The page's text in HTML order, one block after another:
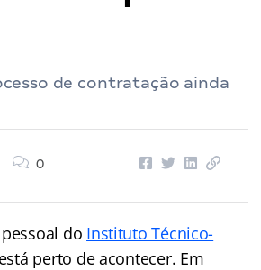
de contratação ainda
0
do Instituto Técnico-
está perto de acontecer. Em